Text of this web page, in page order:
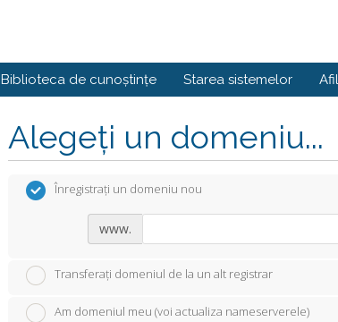
Biblioteca de cunoștințe Starea sistemelor
Alegeți un domeniu...
Înregistrați un domeniu nou
www.
Transferați domeniul de la un alt registrar
Am domeniul meu (voi actualiza nameserverele)